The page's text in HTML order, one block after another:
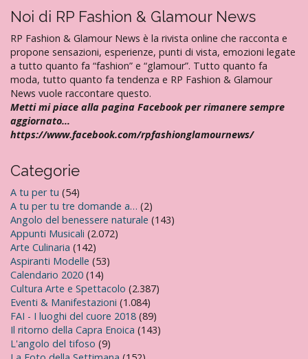
a
r
t
i
c
o
l
i
Noi di RP Fashion & Glamour News
RP Fashion & Glamour News è la rivista online che racconta e
propone sensazioni, esperienze, punti di vista, emozioni legate
a tutto quanto fa “fashion” e “glamour”. Tutto quanto fa
moda, tutto quanto fa tendenza e RP Fashion & Glamour
News vuole raccontare questo.
Metti mi piace alla pagina Facebook per rimanere sempre
aggiornato…
https://www.facebook.com/rpfashionglamournews/
Categorie
A tu per tu (54)
A tu per tu tre domande a… (2)
Angolo del benessere naturale (143)
Appunti Musicali (2.072)
Arte Culinaria (142)
Aspiranti Modelle (53)
Calendario 2020 (14)
Cultura Arte e Spettacolo (2.387)
Eventi & Manifestazioni (1.084)
FAI - I luoghi del cuore 2018 (89)
Il ritorno della Capra Enoica (143)
L'angolo del tifoso (9)